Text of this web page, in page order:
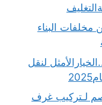
البناء
بـ23%خصم..الخيارالأمثل لنقل
100ريال خصم لـتركيب غرف